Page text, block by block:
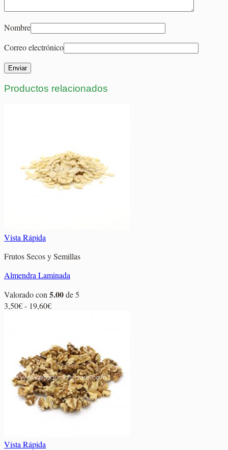
Nombre
Correo electrónico
Productos relacionados
Vista Rápida
Frutos Secos y Semillas
Almendra Laminada
Valorado con 5.00de 5
3,50€- 19,60€Rango
3,50€
hasta
19,60€
Vista Rápida